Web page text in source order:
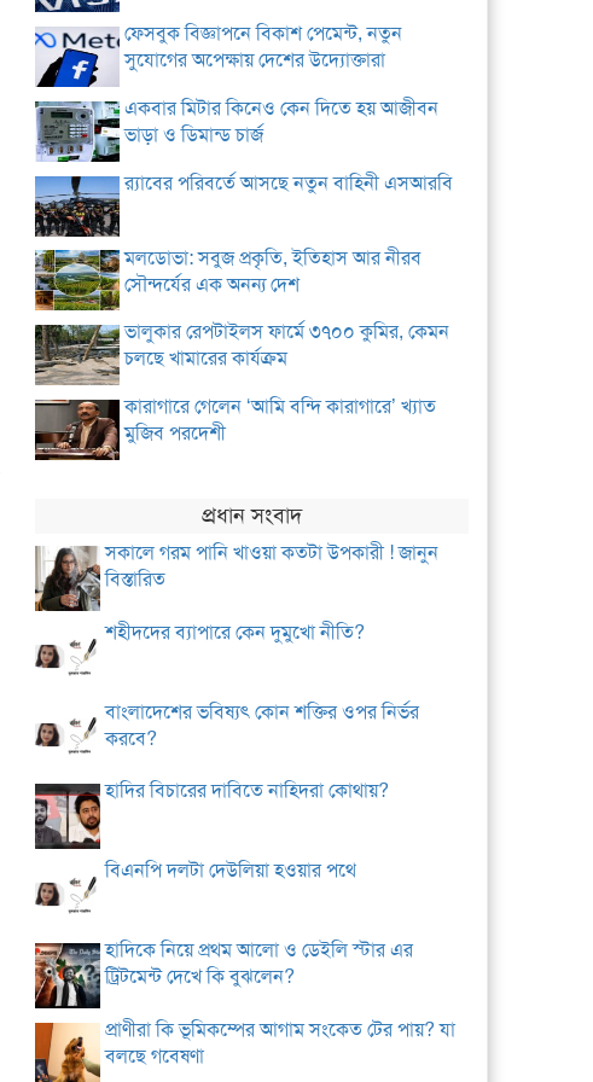
ফেসবুক বিজ্ঞাপনে বিকাশ পেমেন্ট, নতুন
সুযোগের অপেক্ষায় দেশের উদ্যোক্তারা
একবার মিটার কিনেও কেন দিতে হয় আজীবন
ভাড়া ও ডিমান্ড চার্জ
র‌্যাবের পরিবর্তে আসছে নতুন বাহিনী এসআরবি
মলডোভা: সবুজ প্রকৃতি, ইতিহাস আর নীরব
সৌন্দর্যের এক অনন্য দেশ
ভালুকার রেপটাইলস ফার্মে ৩৭০০ কুমির, কেমন
চলছে খামারের কার্যক্রম
কারাগারে গেলেন ‘আমি বন্দি কারাগারে’ খ্যাত
মুজিব পরদেশী
প্রধান সংবাদ
সকালে গরম পানি খাওয়া কতটা উপকারী ! জানুন
বিস্তারিত
শহীদদের ব্যাপারে কেন দুমুখো নীতি?
বাংলাদেশের ভবিষ্যৎ কোন শক্তির ওপর নির্ভর
করবে?
হাদির বিচারের দাবিতে নাহিদরা কোথায়?
বিএনপি দলটা দেউলিয়া হওয়ার পথে
হাদিকে নিয়ে প্রথম আলো ও ডেইলি স্টার এর
ট্রিটমেন্ট দেখে কি বুঝলেন?
প্রাণীরা কি ভূমিকম্পের আগাম সংকেত টের পায়? যা
বলছে গবেষণা